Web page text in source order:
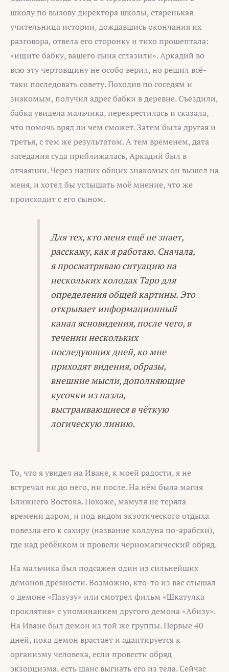
школу по вызову директора школы, старенькая
учительница истории, дождавшись окончания их
разговора, отвела его сторонку и тихо прошептала:
«ищите бабку, вашего сына сглазили». Аркадий во
всю эту чертовщину не особо верил, но решил всё-
таки последовать совету. Походив по соседям и
знакомым, получил адрес бабки в деревне. Съездили,
бабка увидела мальчика, перекрестилась и сказала,
что помочь вряд ли чем сможет. Затем была другая и
третья, с тем же результатом. А тем временем, дата
заседания суда приближалась, Аркадий был в
отчаянии. Через наших общих знакомых он вышел на
меня, и хотел бы услышать моё мнение, что же
происходит с его сыном.
Для тех, кто меня ещё не знает,
расскажу, как я работаю. Сначала,
я просматриваю ситуацию на
нескольких колодах Таро для
определения общей картины. Это
открывает информационный
канал ясновидения, после чего, в
течении нескольких
последующих дней, ко мне
приходят видения, образы,
внешние мысли, дополняющие
кусочки из пазла,
выстраивающиеся в чёткую
логическую линию.
То, что я увидел на Иване, к моей радости, я не
встречал ни до него, ни после. На нём была магия
Ближнего Востока. Похоже, мамуля не теряла
времени даром, и под видом экзотического отдыха
повезла его к сахиру (название колдуна по-арабски),
где над ребёнком и провели черномагический обряд.
На мальчика был подсажен один из сильнейших
демонов древности. Возможно, кто-то из вас слышал
о демоне «Пазузу» или смотрел фильм «Шкатулка
проклятия» с упоминанием другого демона «Абизу».
На Иване был демон из той же группы. Первые 40
дней, пока демон врастает и адаптируется к
организму человека, если провести обряд
экзорцизма, есть шанс выгнать его из тела. Сейчас